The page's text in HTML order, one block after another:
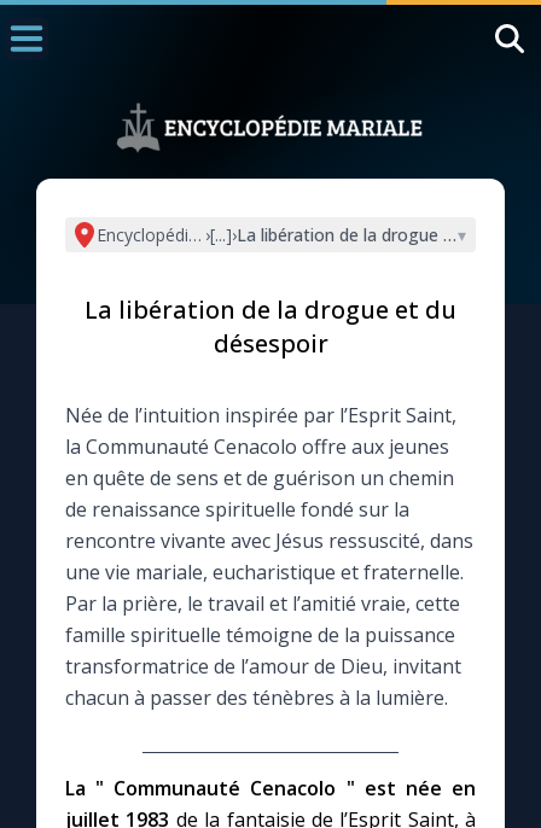
L'actualité de la semaine
La newsletter
La vidéo de la semaine
Le compte Tiktok
Le magazine
Questions-réponses
Encyclopédie mariale
›[...]›La libération de la drogue et du
▾
La libération de la drogue et du
désespoir
Née de l’intuition inspirée par l’Esprit Saint,
la Communauté Cenacolo offre aux jeunes
en quête de sens et de guérison un chemin
de renaissance spirituelle fondé sur la
rencontre vivante avec Jésus ressuscité, dans
une vie mariale, eucharistique et fraternelle.
Par la prière, le travail et l’amitié vraie, cette
famille spirituelle témoigne de la puissance
transformatrice de l’amour de Dieu, invitant
chacun à passer des ténèbres à la lumière.
La " Communauté Cenacolo " est née en
juillet 1983 de la fantaisie de l’Esprit Saint, à